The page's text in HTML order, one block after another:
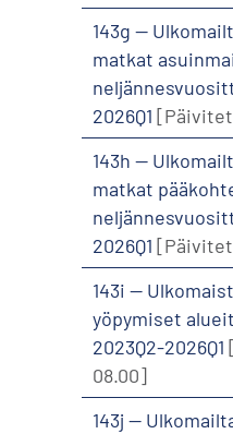
143g --
matkat
2026Q1
143h --
matkat
2026Q1
143i --
yöpymiset
2023Q2-2026Q1
08.00]
143j --